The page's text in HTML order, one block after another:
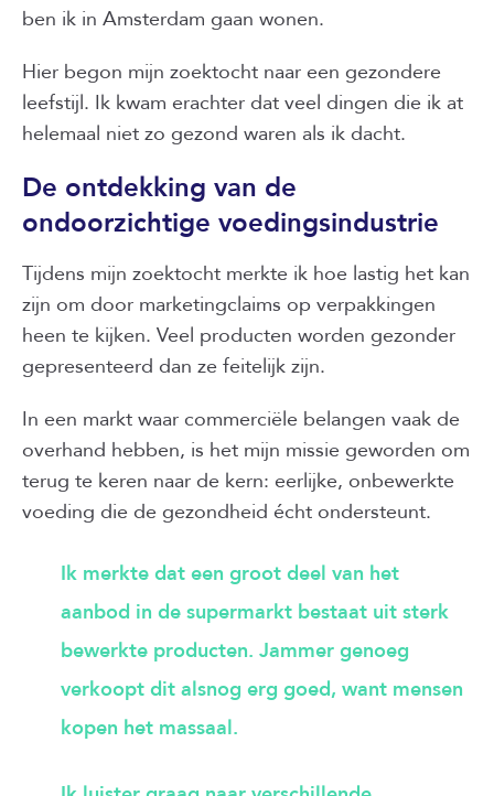
ben ik in Amsterdam gaan wonen.
Hier begon mijn zoektocht naar een gezondere
leefstijl. Ik kwam erachter dat veel dingen die ik at
helemaal niet zo gezond waren als ik dacht.
De ontdekking van de
ondoorzichtige voedingsindustrie
Tijdens mijn zoektocht merkte ik hoe lastig het kan
zijn om door marketingclaims op verpakkingen
heen te kijken. Veel producten worden gezonder
gepresenteerd dan ze feitelijk zijn.
In een markt waar commerciële belangen vaak de
overhand hebben, is het mijn missie geworden om
terug te keren naar de kern: eerlijke, onbewerkte
voeding die de gezondheid écht ondersteunt.
Ik merkte dat een groot deel van het
aanbod in de supermarkt bestaat uit sterk
bewerkte producten. Jammer genoeg
verkoopt dit alsnog erg goed, want mensen
kopen het massaal.